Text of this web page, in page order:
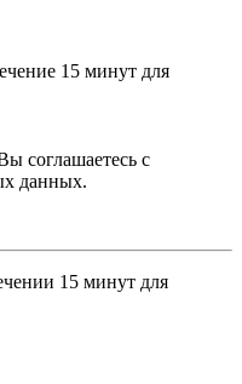
15 минут для
соглашаетесь с
данных.
15 минут для